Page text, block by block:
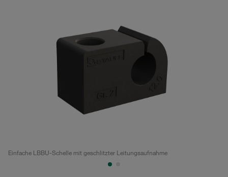
Einfache LBBU-Schelle mit geschlitzter Leitungsaufnahme